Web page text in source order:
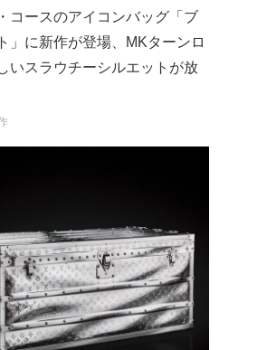
コースのアイコンバッグ「ブ
」に新作が登場、MKターンロ
いスラウチーシルエットが放